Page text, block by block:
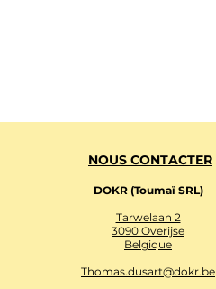
NOUS CONTACTER
DOKR (Toumaï SRL)
Tarwelaan 2
3090 Overijse
Belgique
Thomas.dusart@dokr.be